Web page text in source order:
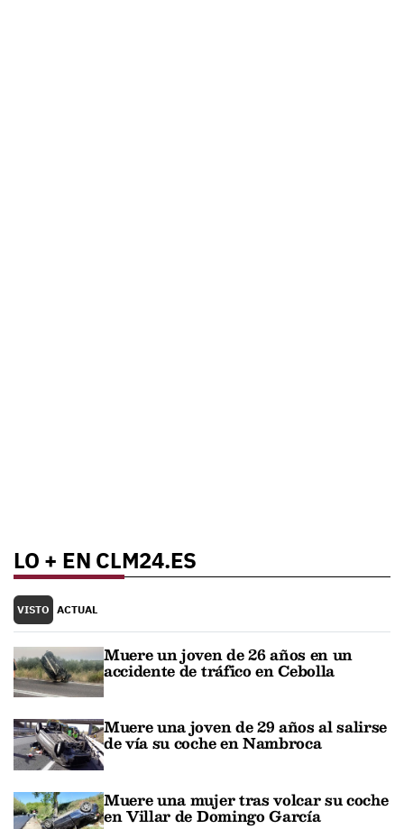
LO + EN CLM24.ES
VISTO ACTUAL
Muere un joven de 26 años en un
accidente de tráfico en Cebolla
Muere una joven de 29 años al salirse
de vía su coche en Nambroca
Muere una mujer tras volcar su coche
en Villar de Domingo García